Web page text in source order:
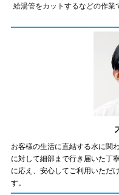
給湯管をカットするなどの作業
お客様の生活に直結する水に関
に対して細部まで行き届いた丁
に応え、安心してご利用いただ
す。